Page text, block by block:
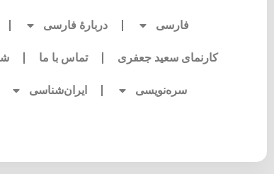
فارسی دربارۀ فارسی
کارنمای سعید جعفری تماس با ما
سره‌نویسی ایران‌شناسی